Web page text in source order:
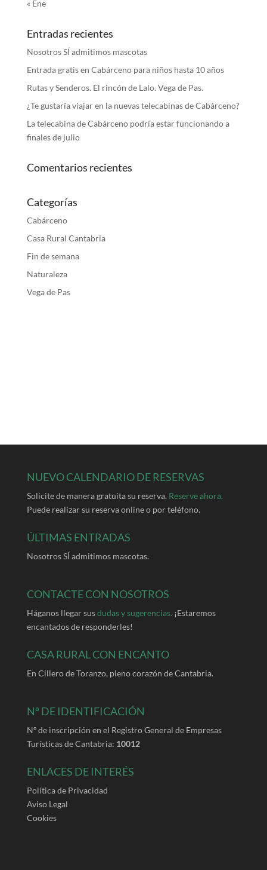
« Ene
Entradas recientes
Nosotros SÍ admitimos mascotas
Entrada gratis en Cabárceno para niños hasta 10 años
Rutas y Senderos. El rincón de Lalo. Vega de Pas.
¿Te gustaría viajar en la nuevas telecabinas de Cabárceno?
La telecabina de Cabárceno podría estar funcionando a
finales de julio
Comentarios recientes
Categorías
Cabárceno
Casa Rural Cantabria
Fin de semana
Naturaleza
Vega de Pas
NUEVO CALENDARIO DE RESERVAS
Solicite de manera gratuita su reserva. Reserve ahora.
Puede realizar su reserva online o por teléfono.
ÚLTIMAS ENTRADAS
Nosotros SÍ admitimos mascotas.
CONTACTE CON NOSOTROS
Háganos llegar susdudas y sugerencias. ¡Estaremos
encantados de responderles!
CASA RURAL CON ENCANTO
En Cillero de Toranzo, pleno corazón de Cantabria.
Nº DE IDENTIFICACIÓN
Nº de inscripción en el Registro General de Empresas
Turísticas de Cantabria: 10012
ENLACES DE INTERÉS
Política de Privacidad
Aviso Legal
Cookies